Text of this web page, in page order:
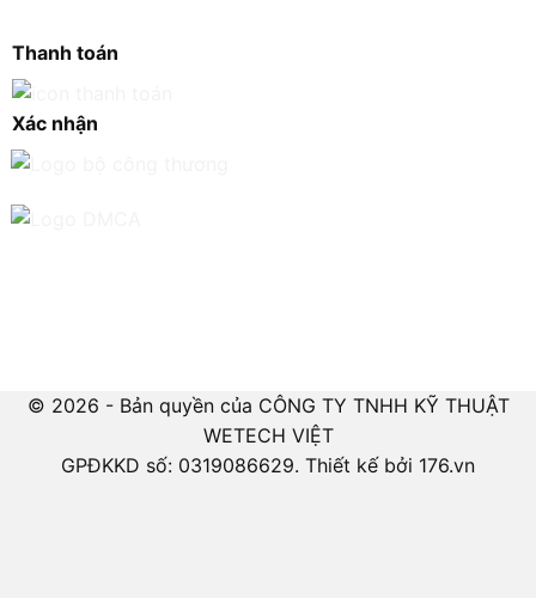
Thanh toán
Xác nhận
© 2026 - Bản quyền của CÔNG TY TNHH KỸ THUẬT
WETECH VIỆT
GPĐKKD số: 0319086629. Thiết kế bởi 176.vn